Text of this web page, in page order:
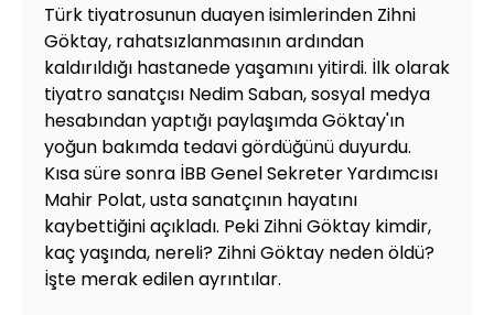
Türk tiyatrosunun duayen isimlerinden Zihni
Göktay, rahatsızlanmasının ardından
kaldırıldığı hastanede yaşamını yitirdi. İlk olarak
tiyatro sanatçısı Nedim Saban, sosyal medya
hesabından yaptığı paylaşımda Göktay'ın
yoğun bakımda tedavi gördüğünü duyurdu.
Kısa süre sonra İBB Genel Sekreter Yardımcısı
Mahir Polat, usta sanatçının hayatını
kaybettiğini açıkladı. Peki Zihni Göktay kimdir,
kaç yaşında, nereli? Zihni Göktay neden öldü?
İşte merak edilen ayrıntılar.